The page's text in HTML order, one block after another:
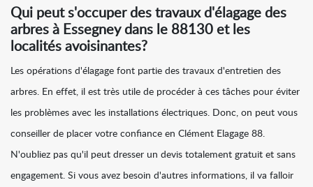
Qui peut s'occuper des travaux d'élagage des
arbres à Essegney dans le 88130 et les
localités avoisinantes?
Les opérations d'élagage font partie des travaux d'entretien des
arbres. En effet, il est très utile de procéder à ces tâches pour éviter
les problèmes avec les installations électriques. Donc, on peut vous
conseiller de placer votre confiance en Clément Elagage 88.
N'oubliez pas qu'il peut dresser un devis totalement gratuit et sans
engagement. Si vous avez besoin d'autres informations, il va falloir